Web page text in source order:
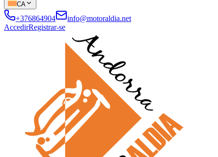
CA
+376864904
info@motoraldia.net
AccedirRegistrar-se